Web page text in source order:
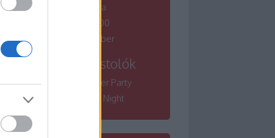
borfesztiválja
Winelovers 100
Bordói November
Tematikus kóstolók
Winelovers Summer Party
Winelovers River Night